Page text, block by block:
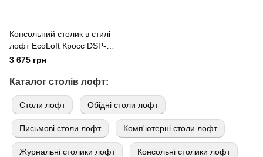
Консольний столик в стилі
лофт EcoLoft Кросс DSP-
1506
3 675 грн
Каталог столів лофт:
Cтоли лофт Обідні столи лофт
Письмові столи лофт Комп'ютерні столи лофт
Журнальні столики лофт Консольні столики лофт